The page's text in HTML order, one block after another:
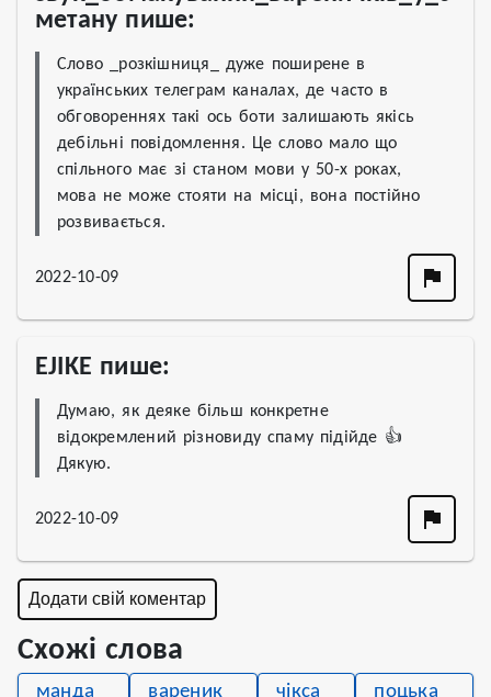
метану пише:
Слово _розкішниця_ дуже поширене в
українських телеграм каналах, де часто в
обговореннях такі ось боти залишають якісь
дебільні повідомлення. Це слово мало що
спільного має зі станом мови у 50-х роках,
мова не може стояти на місці, вона постійно
розвивається.
2022-10-09
EJIKE пише:
Думаю, як деяке більш конкретне
відокремлений різновиду спаму підійде 👍
Дякую.
2022-10-09
Додати свій коментар
Схожі слова
манда вареник чікса поцька